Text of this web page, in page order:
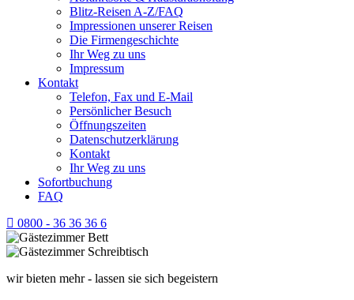
Blitz-Reisen A-Z/FAQ
Impressionen unserer Reisen
Die Firmengeschichte
Ihr Weg zu uns
Impressum
Kontakt
Telefon, Fax und E-Mail
Persönlicher Besuch
Öffnungszeiten
Datenschutzerklärung
Kontakt
Ihr Weg zu uns
Sofortbuchung
FAQ
0800 - 36 36 36 6
wir bieten mehr - lassen sie sich begeistern